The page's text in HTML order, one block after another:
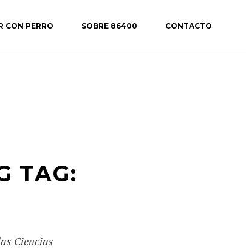
CON PERRO SOBRE 86400 CONTACTO
TAG:
Ciencias